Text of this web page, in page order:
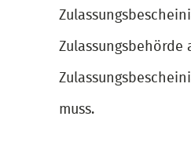
Zulassungsbehörde
muss.